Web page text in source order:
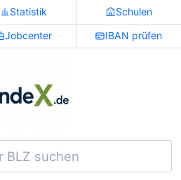
Statistik Schulen
Jobcenter IBAN prüfen